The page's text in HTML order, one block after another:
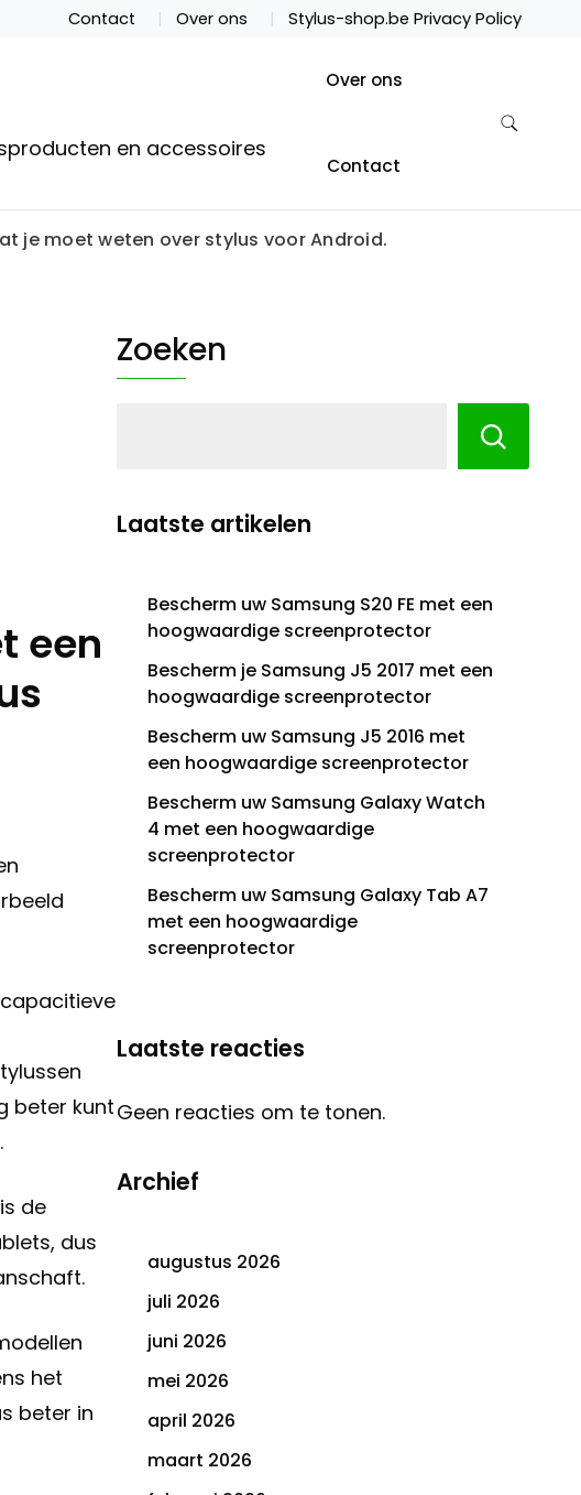
Contact Over ons Stylus-shop.be Privacy Policy
en accessoires
Over ons
Contact
je moet weten over stylus voor Android.
een
beter kunt
de
dus
het
beter in
Zoeken
Laatste artikelen
Bescherm uw Samsung S20 FE met een
hoogwaardige screenprotector
Bescherm je Samsung J5 2017 met een
hoogwaardige screenprotector
Bescherm uw Samsung J5 2016 met
een hoogwaardige screenprotector
Bescherm uw Samsung Galaxy Watch
4 met een hoogwaardige
screenprotector
Bescherm uw Samsung Galaxy Tab A7
met een hoogwaardige
screenprotector
Laatste reacties
Geen reacties om te tonen.
Archief
augustus 2026
juli 2026
juni 2026
mei 2026
april 2026
maart 2026